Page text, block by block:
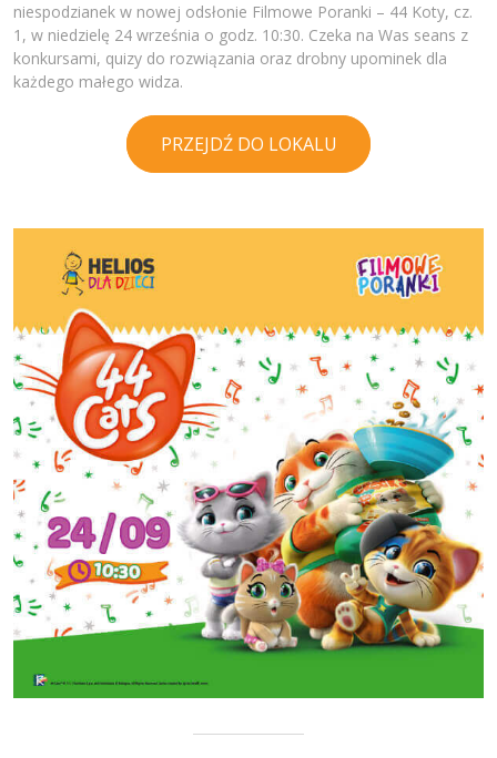
niespodzianek w nowej odsłonie Filmowe Poranki – 44 Koty, cz.
1, w niedzielę 24 września o godz. 10:30. Czeka na Was seans z
konkursami, quizy do rozwiązania oraz drobny upominek dla
każdego małego widza.
PRZEJDŹ DO LOKALU